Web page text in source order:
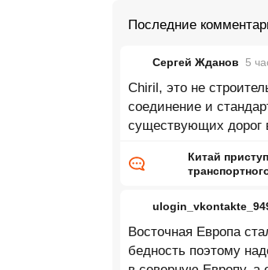
Последние
Сергей Жданов 5
Chiril, это не
соединение и
существующих дорог
Китай
Восточная Европа
бедность поэтому